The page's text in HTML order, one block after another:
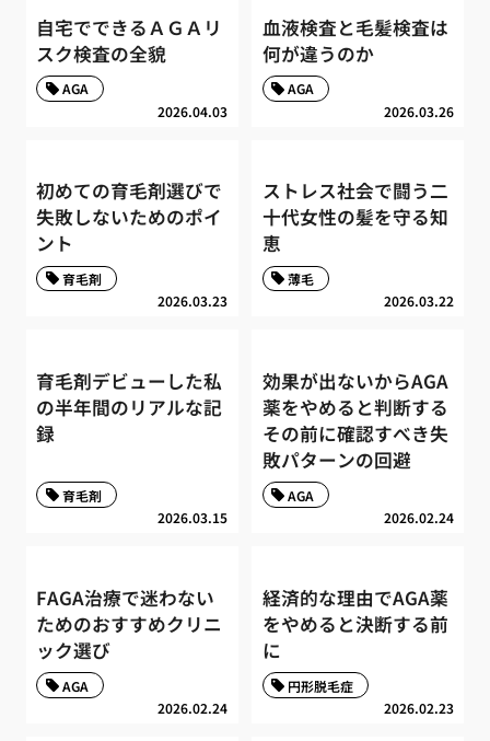
自宅でできるＡＧＡリ
スク検査の全貌
2026.04.03
AGA
血液検査と毛髪検査は
何が違うのか
2026.03.26
AGA
初めての育毛剤選びで
失敗しないためのポイ
ント
2026.03.23
育毛剤
ストレス社会で闘う二
十代女性の髪を守る知
恵
2026.03.22
薄毛
育毛剤デビューした私
の半年間のリアルな記
録
2026.03.15
育毛剤
効果が出ないからAGA
薬をやめると判断する
その前に確認すべき失
敗パターンの回避
2026.02.24
AGA
FAGA治療で迷わない
ためのおすすめクリニ
ック選び
2026.02.24
AGA
経済的な理由でAGA薬
をやめると決断する前
に
2026.02.23
円形脱毛症